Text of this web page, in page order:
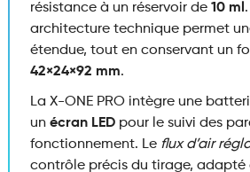
résistance à un réservoir de 10 ml
architecture technique permet
étendue, tout en conservant un
42×24×92 mm.
La X-ONE PRO intègre une
un écran LEDpour le suivi des
fonctionnement. Le flux d’air
contrôle précis du tirage, adapté